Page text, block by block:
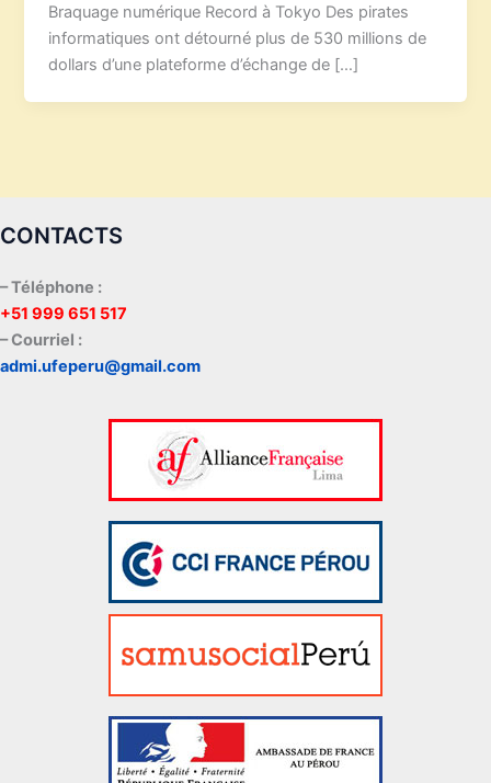
Braquage numérique Record à Tokyo Des pirates
informatiques ont détourné plus de 530 millions de
dollars d’une plateforme d’échange de […]
CONTACTS
– Téléphone :
+51 999 651 517
– Courriel :
admi.ufeperu@gmail.com